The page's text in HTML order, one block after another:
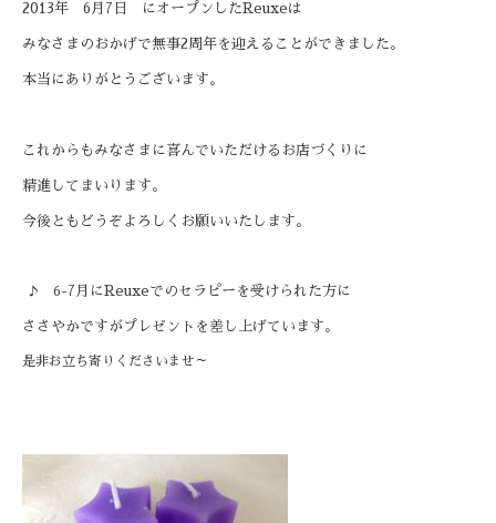
2013年 6月7日 にオープンしたReuxeは
みなさまのおかげで無事2周年を迎えることができました。
本当にありがとうございます。
これからもみなさまに喜んでいただけるお店づくりに
精進してまいります。
今後ともどうぞよろしくお願いいたします。
♪ 6-7月に Reuxeでのセラピーを受けられた方に
ささやかですがプレゼントを差し上げています。
是非お立ち寄りくださいませ～